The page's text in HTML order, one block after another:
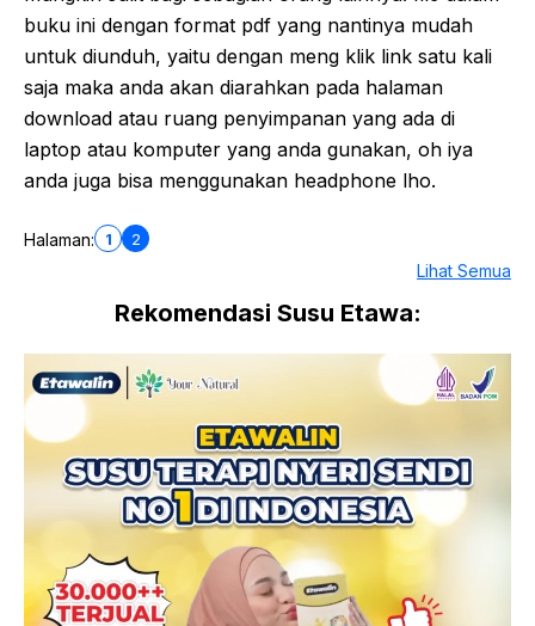
buku ini dengan format pdf yang nantinya mudah
untuk diunduh, yaitu dengan meng klik link satu kali
saja maka anda akan diarahkan pada halaman
download atau ruang penyimpanan yang ada di
laptop atau komputer yang anda gunakan, oh iya
anda juga bisa menggunakan headphone lho.
Halaman: 1 2
Lihat Semua
Rekomendasi Susu Etawa: